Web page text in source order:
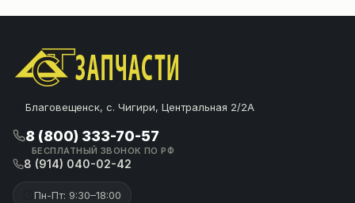
Благовещенск, с. Чигири, Центральная 2/2А
8 (800) 333-70-57
БЕСПЛАТНЫЙ ЗВОНОК ПО РФ
8 (914) 040-02-42
Пн-Пт: 9:30–18:00